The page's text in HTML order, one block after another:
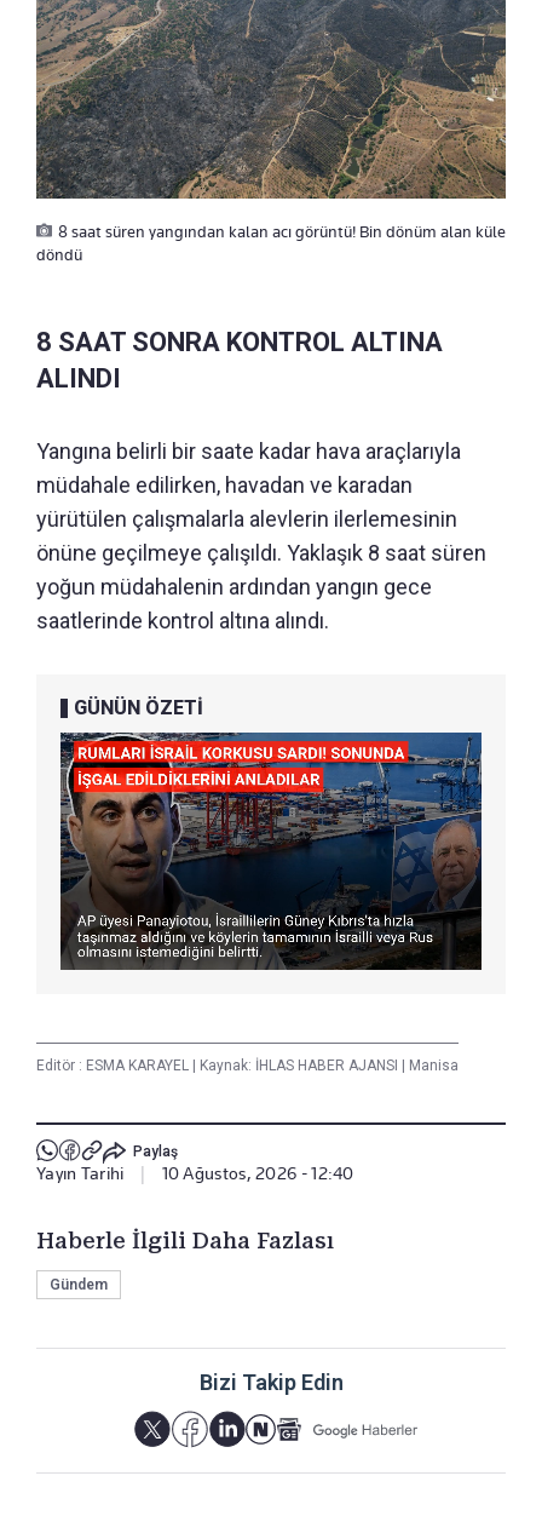
8 saat süren yangından kalan acı görüntü! Bin dönüm alan küle
döndü
8 SAAT SONRA KONTROL ALTINA
ALINDI
Yangına belirli bir saate kadar hava araçlarıyla
müdahale edilirken, havadan ve karadan
yürütülen çalışmalarla alevlerin ilerlemesinin
önüne geçilmeye çalışıldı. Yaklaşık 8 saat süren
yoğun müdahalenin ardından yangın gece
saatlerinde kontrol altına alındı.
GÜNÜN ÖZETİ
Editör : ESMA KARAYEL | Kaynak: İHLAS HABER AJANSI | Manisa
Paylaş
Yayın Tarihi 10 Ağustos, 2026 - 12:40
Haberle İlgili Daha Fazlası
Gündem
Bizi Takip Edin